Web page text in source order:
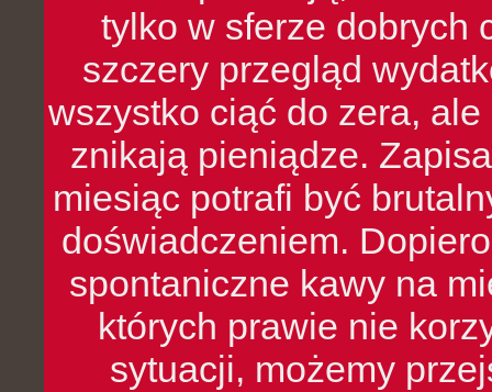
tylko w sferze dobrych
szczery przegląd
wszystko ciąć do zera,
znikają pieniądze.
miesiąc potrafi być
doświadczeniem.
spontaniczne kawy na
których prawie nie
sytuacji, możemy